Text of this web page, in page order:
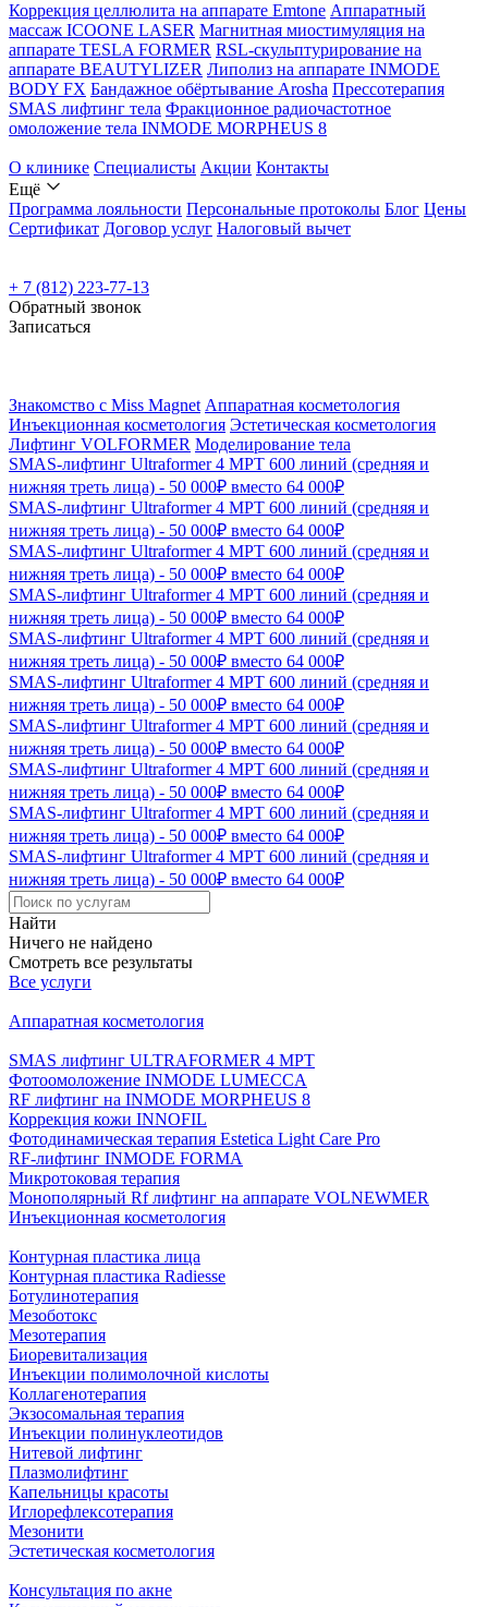
Коррекция целлюлита на аппарате Emtone Аппаратный
массаж ICOONE LASER Магнитная миостимуляция на
аппарате TESLA FORMER RSL-скульптурирование на
аппарате BEAUTYLIZER Липолиз на аппарате INMODE
BODY FX Бандажное обёртывание Arosha Прессотерапия
SMAS лифтинг тела Фракционное радиочастотное
омоложение тела INMODE MORPHEUS 8
О клинике Специалисты Акции Контакты
Ещё
Программа лояльности Персональные протоколы Блог Цены
Сертификат Договор услуг Налоговый вычет
+ 7 (812) 223-77-13
Обратный звонок
Записаться
Знакомство с Miss Magnet Аппаратная косметология
Инъекционная косметология Эстетическая косметология
Лифтинг VOLFORMER Моделирование тела
SMAS-лифтинг Ultraformer 4 MPT 600 линий (средняя и
нижняя треть лица) - 50 000₽ вместо 64 000₽
SMAS-лифтинг Ultraformer 4 MPT 600 линий (средняя и
нижняя треть лица) - 50 000₽ вместо 64 000₽
SMAS-лифтинг Ultraformer 4 MPT 600 линий (средняя и
нижняя треть лица) - 50 000₽ вместо 64 000₽
SMAS-лифтинг Ultraformer 4 MPT 600 линий (средняя и
нижняя треть лица) - 50 000₽ вместо 64 000₽
SMAS-лифтинг Ultraformer 4 MPT 600 линий (средняя и
нижняя треть лица) - 50 000₽ вместо 64 000₽
SMAS-лифтинг Ultraformer 4 MPT 600 линий (средняя и
нижняя треть лица) - 50 000₽ вместо 64 000₽
SMAS-лифтинг Ultraformer 4 MPT 600 линий (средняя и
нижняя треть лица) - 50 000₽ вместо 64 000₽
SMAS-лифтинг Ultraformer 4 MPT 600 линий (средняя и
нижняя треть лица) - 50 000₽ вместо 64 000₽
SMAS-лифтинг Ultraformer 4 MPT 600 линий (средняя и
нижняя треть лица) - 50 000₽ вместо 64 000₽
SMAS-лифтинг Ultraformer 4 MPT 600 линий (средняя и
нижняя треть лица) - 50 000₽ вместо 64 000₽
Найти
Ничего не найдено
Смотреть все результаты
Все услуги
Аппаратная косметология
SMAS лифтинг ULTRAFORMER 4 MРТ
Фотоомоложение INMODE LUMECCA
RF лифтинг на INMODE MORPHEUS 8
Коррекция кожи INNOFIL
Фотодинамическая терапия Estetica Light Care Pro
RF-лифтинг INMODE FORMA
Микротоковая терапия
Монополярный Rf лифтинг на аппарате VOLNEWMER
Инъекционная косметология
Контурная пластика лица
Контурная пластика Radiesse
Ботулинотерапия
Мезоботокс
Мезотерапия
Биоревитализация
Инъекции полимолочной кислоты
Коллагенотерапия
Экзосомальная терапия
Инъекции полинуклеотидов
Нитевой лифтинг
Плазмолифтинг
Капельницы красоты
Иглорефлексотерапия
Мезонити
Эстетическая косметология
Консультация по акне